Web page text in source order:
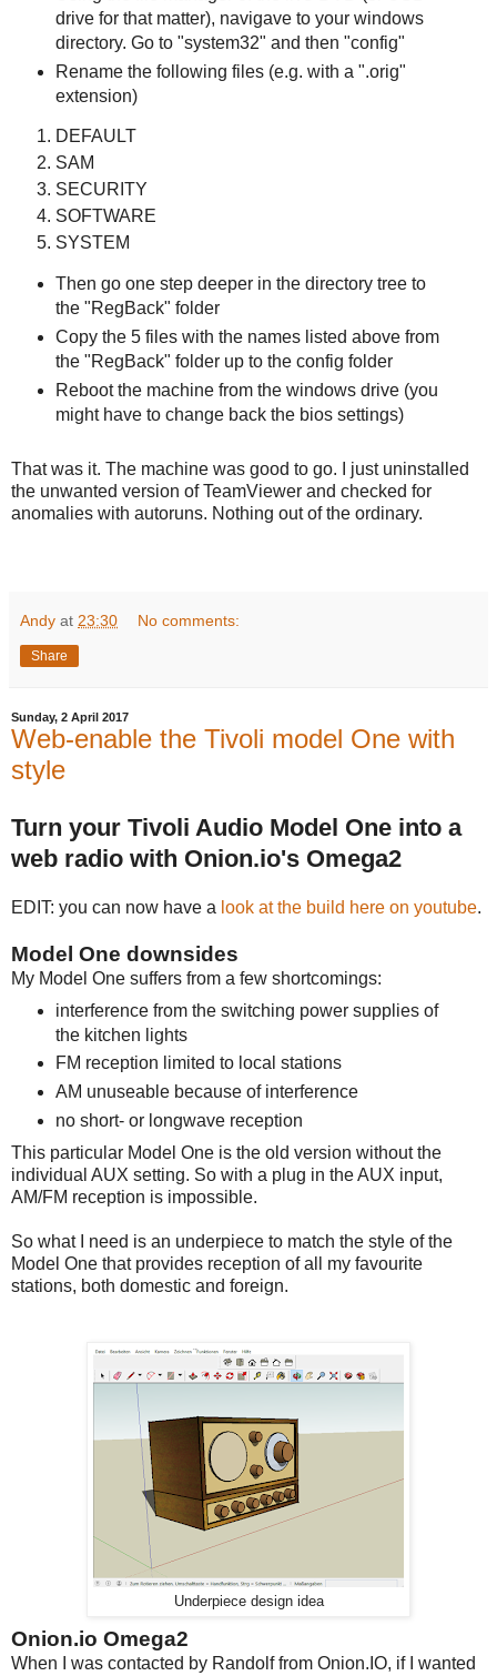
drive for that matter), navigave to your windows
directory. Go to "system32" and then "config"
Rename the following files (e.g. with a ".orig"
extension)
DEFAULT
SAM
SECURITY
SOFTWARE
SYSTEM
Then go one step deeper in the directory tree to
the "RegBack" folder
Copy the 5 files with the names listed above from
the "RegBack" folder up to the config folder
Reboot the machine from the windows drive (you
might have to change back the bios settings)
That was it. The machine was good to go. I just uninstalled
the unwanted version of TeamViewer and checked for
anomalies with autoruns. Nothing out of the ordinary.
Andy at 23:30 No comments:
Share
Sunday, 2 April 2017
Web-enable the Tivoli model One with
style
Turn your Tivoli Audio Model One into a
web radio with Onion.io's Omega2
EDIT: you can now have a look at the build here on youtube.
Model One downsides
My Model One suffers from a few shortcomings:
interference from the switching power supplies of
the kitchen lights
FM reception limited to local stations
AM unuseable because of interference
no short- or longwave reception
This particular Model One is the old version without the
individual AUX setting. So with a plug in the AUX input,
AM/FM reception is impossible.
So what I need is an underpiece to match the style of the
Model One that provides reception of all my favourite
stations, both domestic and foreign.
Underpiece design idea
Onion.io Omega2
When I was contacted by Randolf from Onion.IO, if I wanted